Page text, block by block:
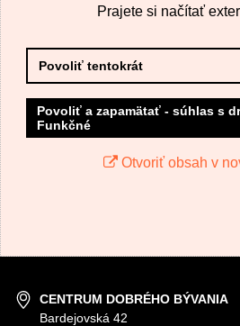
Odoslať
Prajete si načítať
Povoliť tentokrát
Povoliť a zapamätať - súhlas s
Funkčné
Otvoriť obsah v
CENTRUM DOBRÉHO BÝVANIA
Bardejovská 42